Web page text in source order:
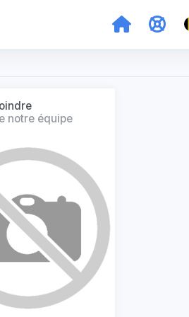
notre équipe